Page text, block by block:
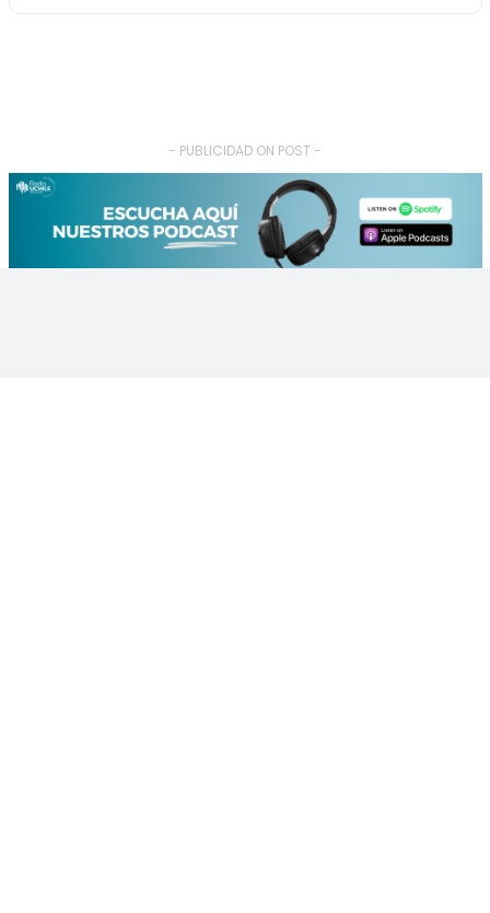
- PUBLICIDAD ON POST -